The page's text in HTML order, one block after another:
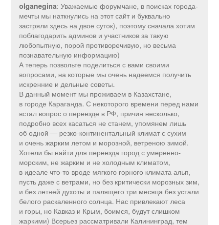
olganegina: Уважаемые форумчане, в поисках города-
мечты мы наткнулись на этот сайт и буквально
застряли здесь на двое суток), поэтому сначала хотим
поблагодарить админов и участников за такую
любопытную, порой противоречивую, но весьма
познавательную информацию)
А теперь позвольте поделиться с вами своими
вопросами, на которые мы очень надеемся получить
искренние и дельные советы.
В данный момент мы проживаем в Казахстане,
в городе Караганда. С некоторого времени перед нами
встал вопрос о переезде в РФ, причин несколько,
подробно всех касаться не станем, упомянем лишь
об одной — резко-континентальный климат с сухим
и очень жарким летом и морозной, ветреною зимой.
Хотели бы найти для переезда город с умеренно-
морским, не жарким и не холодным климатом,
в идеале что-то вроде мягкого горного климата альп,
пусть даже с ветрами, но без критически морозных зим,
и без летней духоты и палящего три месяца без устали
белого раскаленного солнца. Нас привлекают леса
и горы, но Кавказ и Крым, боимся, будут слишком
жаркими) Всерьез рассматривали Калининград, тем